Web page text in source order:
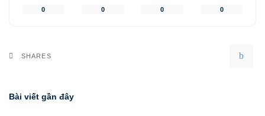
0 0 0 0
SHARES
Bài viết gần đây